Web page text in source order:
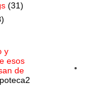
(31)
y
esos
de